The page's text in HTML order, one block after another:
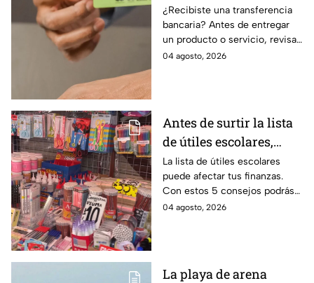
transferencia bancaria
para evitar fraudes
¿Recibiste una transferencia
bancaria? Antes de entregar
un producto o servicio, revisa
este número clave para
04 agosto, 2026
Antes de surtir la lista
de útiles escolares,
sigue estos 5 consejos
que pueden ahorrar
miles de pesos
La lista de útiles escolares
puede afectar tus finanzas.
Con estos 5 consejos podrás
organizar tus compras, ahorrar
04 agosto, 2026
La playa de arena